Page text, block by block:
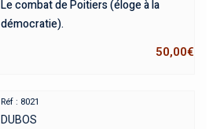
Le combat de Poitiers (éloge à la
démocratie).
50,00€
Réf : 8021
DUBOS